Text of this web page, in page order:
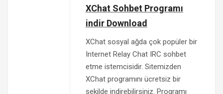
XChat Sohbet Programı
indir Download
XChat sosyal ağda çok popüler bir
Internet Relay Chat IRC sohbet
etme istemcisidir. Sitemizden
XChat programını ücretsiz bir
şekilde indirebilirsiniz. Programı